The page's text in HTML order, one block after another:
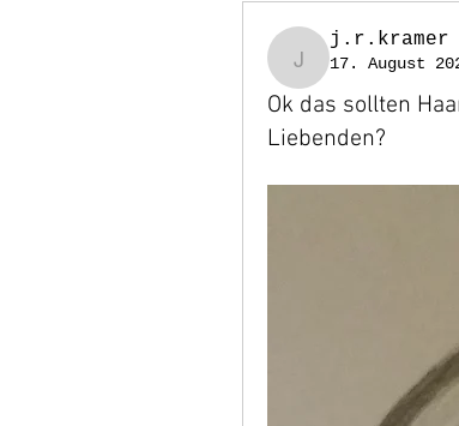
j.r.kramer
j.r.kramer
17. August
Ok das sollten
Liebenden?